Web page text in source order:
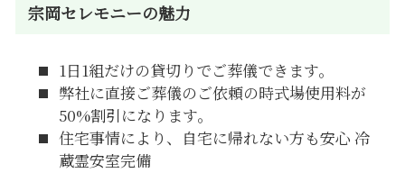
宗岡セレモニーの魅力
1日1組だけの貸切りでご葬儀できます。
弊社に直接ご葬儀のご依頼の時式場使用料が
50%割引になります。
住宅事情により、自宅に帰れない方も安心 冷
蔵霊安室完備